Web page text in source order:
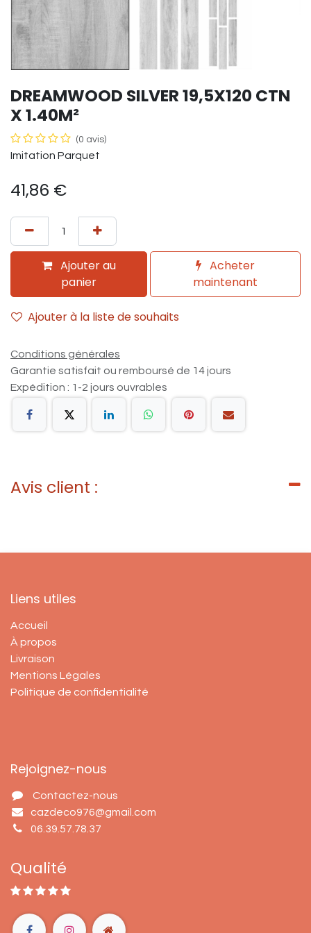
DREAMWOOD SILVER 19,5X120 CTN
X 1.40M²
(0 avis)
Imitation Parquet
41,86 €
Ajouter au
panier
Acheter
maintenant
Ajouter à la liste de souhaits
Conditions générales
Garantie satisfait ou remboursé de 14 jours
Expédition : 1-2 jours ouvrables
Avis client :
Liens utiles
Accueil
À propos
Livraison
Mentions Légales
Politique de confidentialité
Rejoignez-nous
Contactez-nous
cazdeco976@gmail.com
06.39.57.78.37
Qualité